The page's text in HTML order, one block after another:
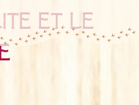
et le